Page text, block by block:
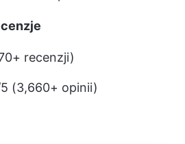
recenzji)
(3,660+ opinii)